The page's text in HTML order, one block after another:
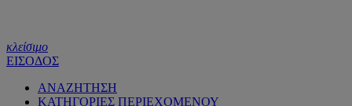
κλείσιμο
ΕΙΣΟΔΟΣ
ΑΝΑΖΗΤΗΣΗ
ΚΑΤΗΓΟΡΙΕΣ ΠΕΡΙΕΧΟΜΕΝΟΥ